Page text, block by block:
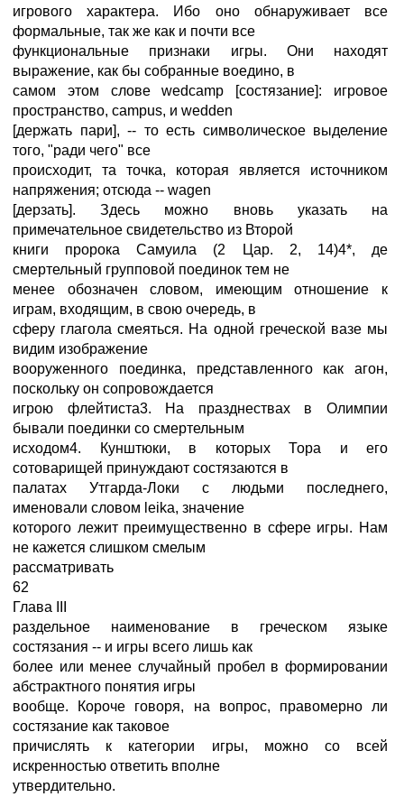
игрового характера. Ибо оно обнаруживает все
формальные, так же как и почти все
функциональные признаки игры. Они находят
выражение, как бы собранные воедино, в
самом этом слове wedcamp [состязание]: игровое
пространство, campus, и wedden
[держать пари], -- то есть символическое выделение
того, "ради чего" все
происходит, та точка, которая является источником
напряжения; отсюда -- wagen
[дерзать]. Здесь можно вновь указать на
примечательное свидетельство из Второй
книги пророка Самуила (2 Цар. 2, 14)4*, де
смертельный групповой поединок тем не
менее обозначен словом, имеющим отношение к
играм, входящим, в свою очередь, в
сферу глагола смеяться. На одной греческой вазе мы
видим изображение
вооруженного поединка, представленного как агон,
поскольку он сопровождается
игрою флейтиста3. На празднествах в Олимпии
бывали поединки со смертельным
исходом4. Кунштюки, в которых Тора и его
сотоварищей принуждают состязаются в
палатах Утгарда-Локи с людьми последнего,
именовали словом leika, значение
которого лежит преимущественно в сфере игры. Нам
не кажется слишком смелым
рассматривать
62
Глава III
раздельное наименование в греческом языке
состязания -- и игры всего лишь как
более или менее случайный пробел в формировании
абстрактного понятия игры
вообще. Короче говоря, на вопрос, правомерно ли
состязание как таковое
причислять к категории игры, можно со всей
искренностью ответить вполне
утвердительно.